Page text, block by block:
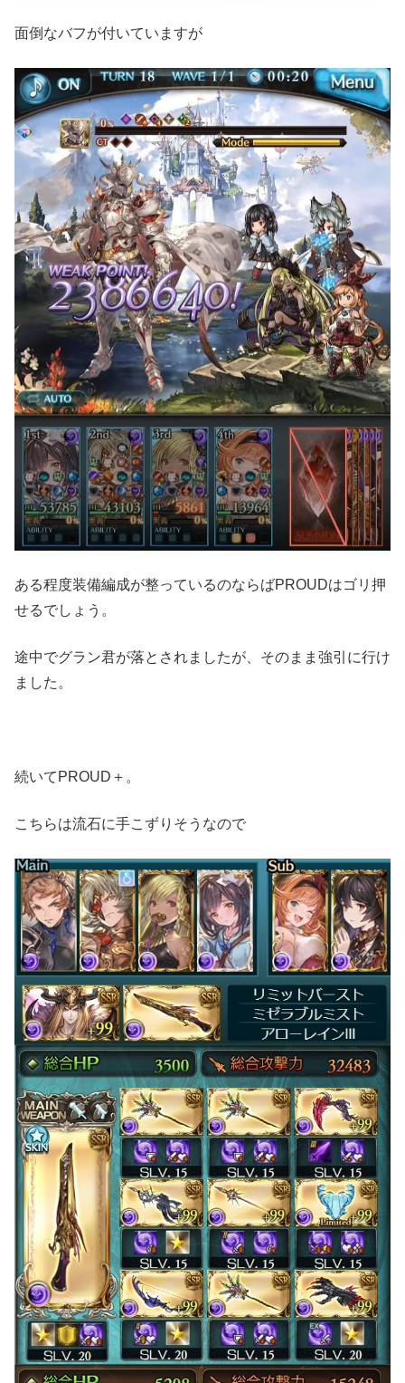
面倒なバフが付いていますが
ある程度装備編成が整っているのならばPROUDはゴリ押
せるでしょう。
途中でグラン君が落とされましたが、そのまま強引に行け
ました。
続いてPROUD＋。
こちらは流石に手こずりそうなので